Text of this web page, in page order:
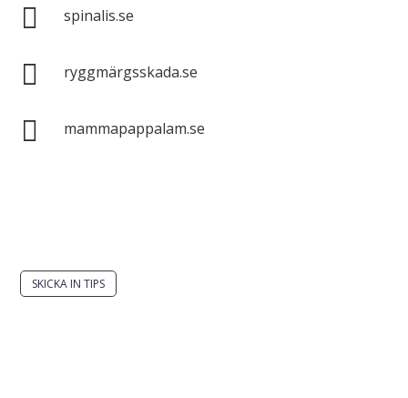
 spinalis.se
 ryggmärgsskada.se
 mammapappalam.se
SKICKA IN TIPS